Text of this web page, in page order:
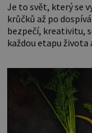
Je to svět, který se
krůčků až po
bezpečí, kreativitu,
každou etapu
miminka měl
věk je